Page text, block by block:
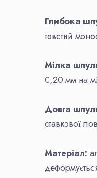
Глибока
товстий
Мілка
0,20 мм на
Довга
ставкової
Матеріал: